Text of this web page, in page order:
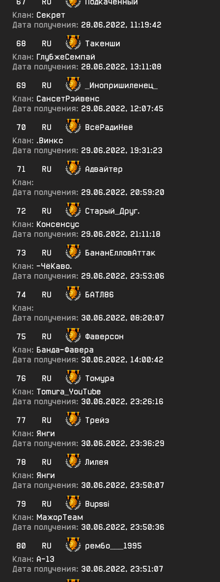
Клан: Секрет
Дата получения: 28.06.2022, 11:19:42
68
RU
Такенши
Клан: ГлубжеСемпай
Дата получения: 28.06.2022, 13:11:08
69
RU
_Инопришиленец_
Клан: СансетРэйвенс
Дата получения: 29.06.2022, 12:07:45
70
RU
ВсёРадиНеё
Клан: .Винкс
Дата получения: 29.06.2022, 19:31:23
71
RU
Адвайтер
Клан:
Дата получения: 29.06.2022, 20:59:20
72
RU
Старый_Друг.
Клан: Консенсус
Дата получения: 29.06.2022, 21:11:18
73
RU
БананЕлловАттак
Клан: -ЧёКаво.
Дата получения: 29.06.2022, 23:53:06
74
RU
БАТЛ86
Клан:
Дата получения: 30.06.2022, 08:20:07
75
RU
Фаверсон
Клан: Банда-Фавера
Дата получения: 30.06.2022, 14:00:42
76
RU
Томура
Клан: Tomura_YouTube
Дата получения: 30.06.2022, 23:26:16
77
RU
Трейз
Клан: Янги
Дата получения: 30.06.2022, 23:36:29
78
RU
Лилея
Клан: Янги
Дата получения: 30.06.2022, 23:50:07
79
RU
Bupssi
Клан: МажорТеам
Дата получения: 30.06.2022, 23:50:36
80
RU
рембо___1995
Клан: А-13
Дата получения: 30.06.2022, 23:51:07